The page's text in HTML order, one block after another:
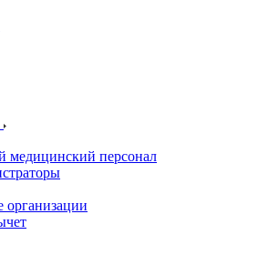
медицинский персонал